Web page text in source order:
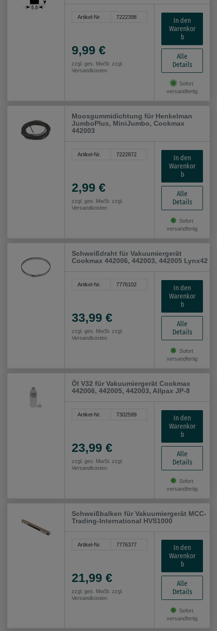
Artikel-Nr. 7222398
9,99 €
zzgl. ges. MwSt. zzgl.
Versandkosten
In den
Warenkor
b
Alle
Details
Sofort
versandfertig
Moosgummidichtung für Henkelman
JumboPlus, MiniJumbo, Cookmax
442003
Artikel-Nr. 7222872
2,99 €
zzgl. ges. MwSt. zzgl.
Versandkosten
In den
Warenkor
b
Alle
Details
Sofort
versandfertig
Schweißdraht für Vakuumiergerät
Cookmax 442006, 442003, 442005 Lynx42
Artikel-Nr. 7776102
33,99 €
zzgl. ges. MwSt. zzgl.
Versandkosten
In den
Warenkor
b
Alle
Details
Sofort
versandfertig
Öl V32 für Vakuumiergerät Cookmax
442006, 442005, 442003, Allpax JP-8
Artikel-Nr. 7302599
23,99 €
zzgl. ges. MwSt. zzgl.
Versandkosten
In den
Warenkor
b
Alle
Details
Sofort
versandfertig
Schweißbalken für Vakuumiergerät MCC-
Trading-International HVS1000
Artikel-Nr. 7776377
21,99 €
zzgl. ges. MwSt. zzgl.
Versandkosten
In den
Warenkor
b
Alle
Details
Sofort
versandfertig